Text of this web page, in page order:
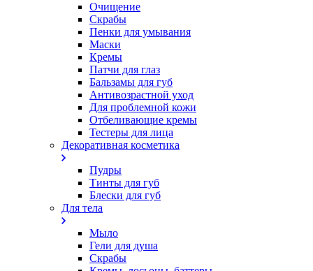
Очищение
Скрабы
Пенки для умывания
Маски
Кремы
Патчи для глаз
Бальзамы для губ
Антивозрастной уход
Для проблемной кожи
Oтбеливающие кремы
Тестеры для лица
Декоративная косметика
Пудры
Тинты для губ
Блески для губ
Для тела
Мыло
Гели для душа
Скрабы